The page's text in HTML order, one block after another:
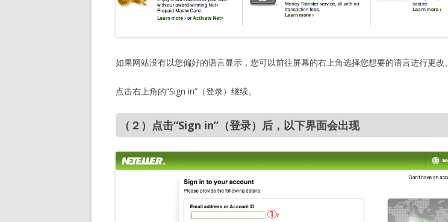
如果网站没有以您偏好的语言显示，您可以前往屏幕的右上角选择您想要的语言进行更改。
点击右上角的“Sign in”（登录）继续。
（２）点击“Sign in”（登录）后，以下界面会出现